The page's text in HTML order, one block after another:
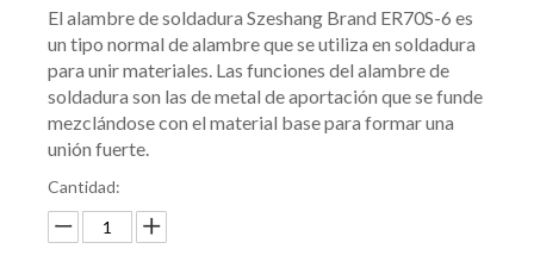
El alambre de soldadura Szeshang Brand ER70S-6 es
un tipo normal de alambre que se utiliza en soldadura
para unir materiales. Las funciones del alambre de
soldadura son las de metal de aportación que se funde
mezclándose con el material base para formar una
unión fuerte.
Cantidad: